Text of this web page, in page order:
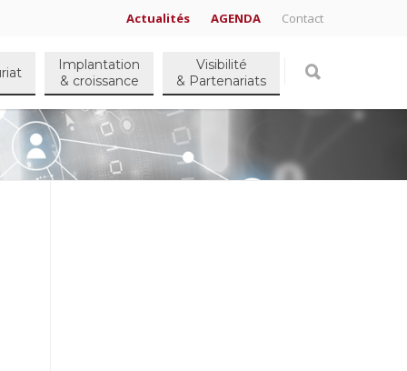
Actualités AGENDA Contact
Implantation
& croissance
Visibilité
& Partenariats